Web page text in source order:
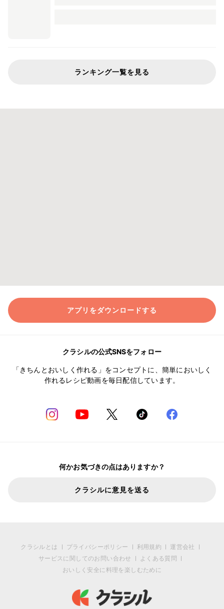
ランキング一覧を見る
アプリをダウンロードする
クラシルの公式SNSをフォロー
「きちんとおいしく作れる」をコンセプトに、簡単においしく
作れるレシピ動画を毎日配信しています。
何かお気づきの点はありますか？
クラシルに意見を送る
クラシルとは プライバシーポリシー 利用規約
運営会社
サービスに関してのお問い合わせ
よくある質問
おいしく安全に料理を楽しむために